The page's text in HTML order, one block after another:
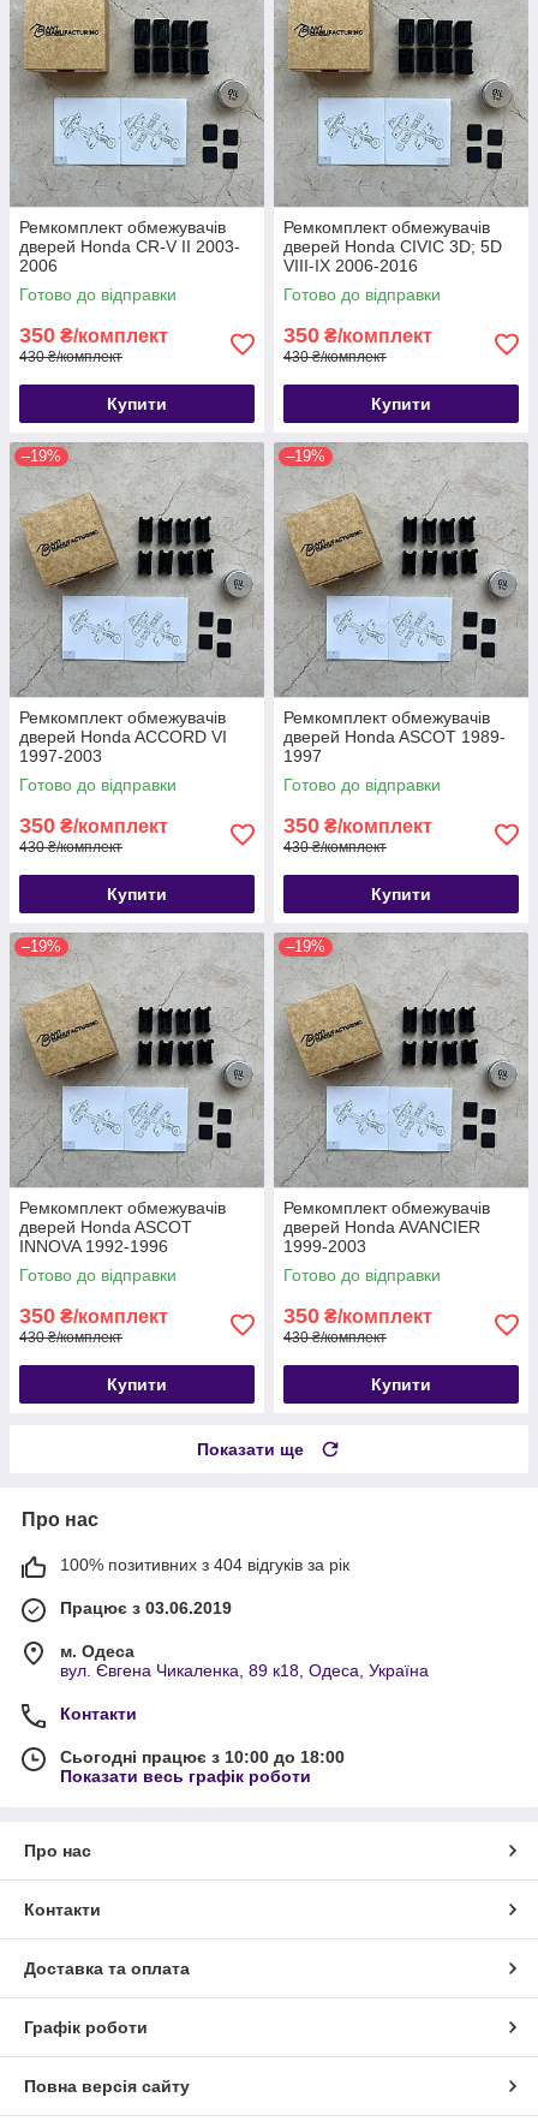
Ремкомплект обмежувачів
дверей Honda CR-V II 2003-
2006
Готово до відправки
350 ₴/комплект
430 ₴/комплект
Купити
Ремкомплект обмежувачів
дверей Honda CIVIC 3D; 5D
VIII-IX 2006-2016
Готово до відправки
350 ₴/комплект
430 ₴/комплект
Купити
–19%
Ремкомплект обмежувачів
дверей Honda ACCORD VI
1997-2003
Готово до відправки
350 ₴/комплект
430 ₴/комплект
Купити
–19%
Ремкомплект обмежувачів
дверей Honda ASCOT 1989-
1997
Готово до відправки
350 ₴/комплект
430 ₴/комплект
Купити
–19%
Ремкомплект обмежувачів
дверей Honda ASCOT
INNOVA 1992-1996
Готово до відправки
350 ₴/комплект
430 ₴/комплект
Купити
–19%
Ремкомплект обмежувачів
дверей Honda AVANCIER
1999-2003
Готово до відправки
350 ₴/комплект
430 ₴/комплект
Купити
Показати ще
Про нас
100% позитивних з 404 відгуків за рік
Працює з 03.06.2019
м. Одеса
вул. Євгена Чикаленка, 89 к18, Одеса, Україна
Контакти
Сьогодні працює з 10:00 до 18:00
Показати весь графік роботи
Про нас
Контакти
Доставка та оплата
Графік роботи
Повна версія сайту